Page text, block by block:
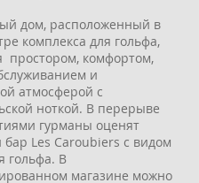
дом, расположенный в
комплекса для гольфа,
простором, комфортом,
и
атмосферой с
ноткой. В перерыве
гурманы оценят
бар Les Caroubiers с видом
гольфа. В
магазине можно